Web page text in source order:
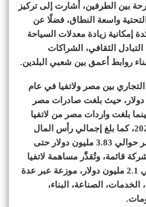
بين الطرفين، أشارت إلى تركيز
واسعة النطاق، فضلًا عن
إمكانية زيادة معدلات السياحة
الثقافي، الشراكات
روابط أعمق بين شعبي البلدين.
بين مصر ولاتفيا في عام
80.8 مليون دولار، حيث بلغت صادرات مصر
دولار، بينما بلغت واردات مصر من لاتفيا
45.8 مليون دولار في عام 2023، كما بلغ إجمالي رأس المال
للاستثمارات اللاتفية في مصر حوالي 3.83 مليون دولار حتى
2024، من خلال 25 شركة قائمة، وتُقدَّر مساهمة لاتفيا
في تدفقات الاستثمار بحوالي 2.1 مليون دولار، موزعة عبر عدة
الصناعة، البناء،